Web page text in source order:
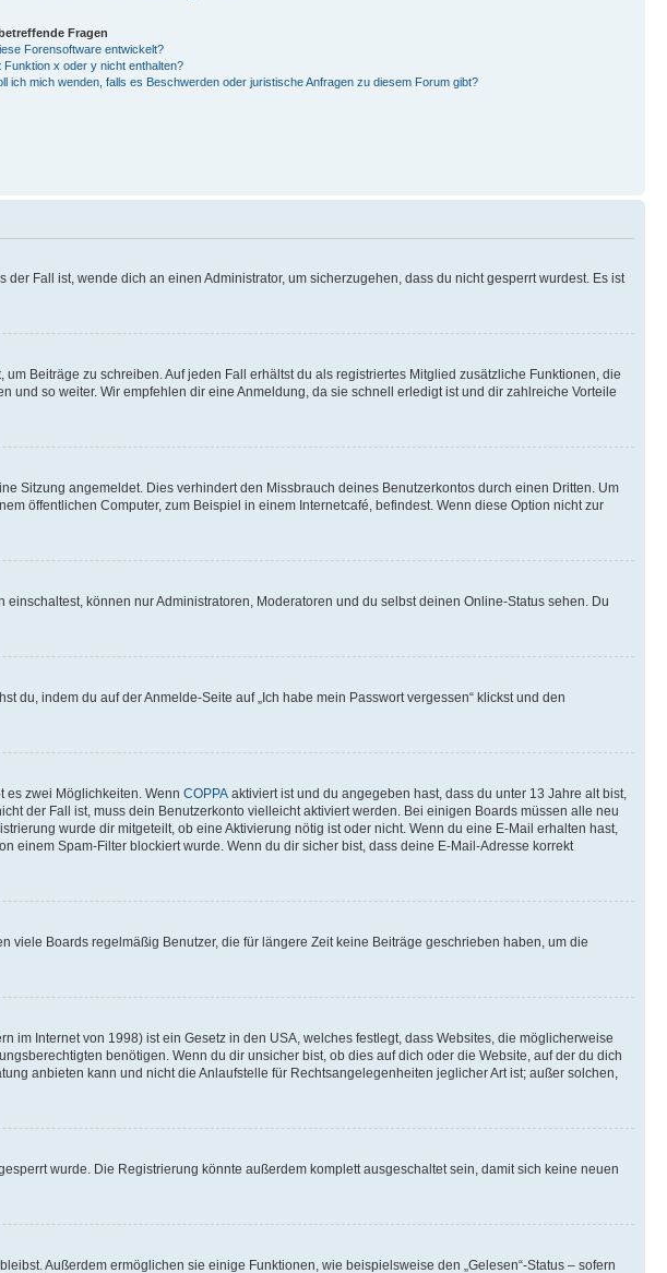
Fragen
Forensoftware entwickelt?
Funktion x oder y nicht enthalten?
ich mich wenden, falls es Beschwerden oder juristische Anfragen zu diesem Forum gibt?
Fall ist, wende dich an einen Administrator, um sicherzugehen, dass du nicht gesperrt wurdest. Es ist
Beiträge zu schreiben. Auf jeden Fall erhältst du als registriertes Mitglied zusätzliche Funktionen, die
so weiter. Wir empfehlen dir eine Anmeldung, da sie schnell erledigt ist und dir zahlreiche Vorteile
Sitzung angemeldet. Dies verhindert den Missbrauch deines Benutzerkontos durch einen Dritten. Um
öffentlichen Computer, zum Beispiel in einem Internetcafé, befindest. Wenn diese Option nicht zur
können nur Administratoren, Moderatoren und du selbst deinen Online-Status sehen. Du
du, indem du auf der Anmelde-Seite auf „Ich habe mein Passwort vergessen“ klickst und den
es zwei Möglichkeiten. Wenn COPPA aktiviert ist und du angegeben hast, dass du unter 13 Jahre alt bist,
der Fall ist, muss dein Benutzerkonto vielleicht aktiviert werden. Bei einigen Boards müssen alle neu
wurde dir mitgeteilt, ob eine Aktivierung nötig ist oder nicht. Wenn du eine E-Mail erhalten hast,
einem Spam-Filter blockiert wurde. Wenn du dir sicher bist, dass deine E-Mail-Adresse korrekt
viele Boards regelmäßig Benutzer, die für längere Zeit keine Beiträge geschrieben haben, um die
im Internet von 1998) ist ein Gesetz in den USA, welches festlegt, dass Websites, die möglicherweise
benötigen. Wenn du dir unsicher bist, ob dies auf dich oder die Website, auf der du dich
anbieten kann und nicht die Anlaufstelle für Rechtsangelegenheiten jeglicher Art ist; außer solchen,
wurde. Die Registrierung könnte außerdem komplett ausgeschaltet sein, damit sich keine neuen
Außerdem ermöglichen sie einige Funktionen, wie beispielsweise den „Gelesen“-Status – sofern